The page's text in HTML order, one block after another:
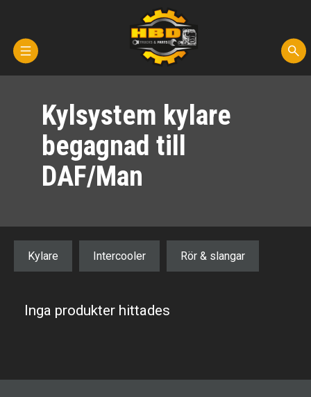
Kontakta oss
Reservdelar
Transporter
Om oss
Kylsystem kylare
begagnad till
DAF/Man
Kylare Intercooler Rör & slangar
Inga produkter hittades